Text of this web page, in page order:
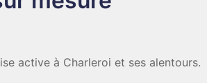
active à Charleroi et ses alentours.